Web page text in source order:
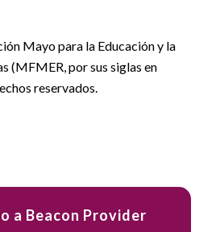
Mayo para la Educación y la
(MFMER, por sus siglas en
reservados.
a Beacon Provider